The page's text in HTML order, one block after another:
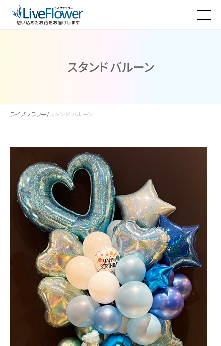
スタンド バルーン
ライブフラワー/スタンド バルーン